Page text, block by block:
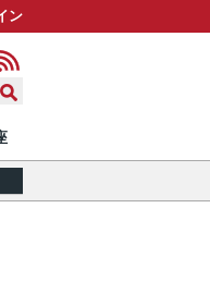
ン